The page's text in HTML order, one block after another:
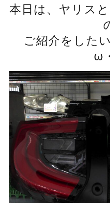
本日は、ヤリス
ご紹介をした
ω